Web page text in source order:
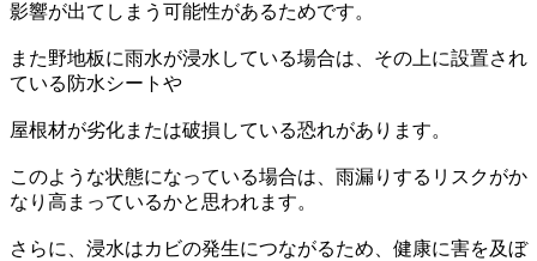
影響が出てしまう可能性があるためです。
また野地板に雨水が浸水している場合は、その上に設置され
ている防水シートや
屋根材が劣化または破損している恐れがあります。
このような状態になっている場合は、雨漏りするリスクがか
なり高まっているかと思われます。
さらに、浸水はカビの発生につながるため、健康に害を及ぼ